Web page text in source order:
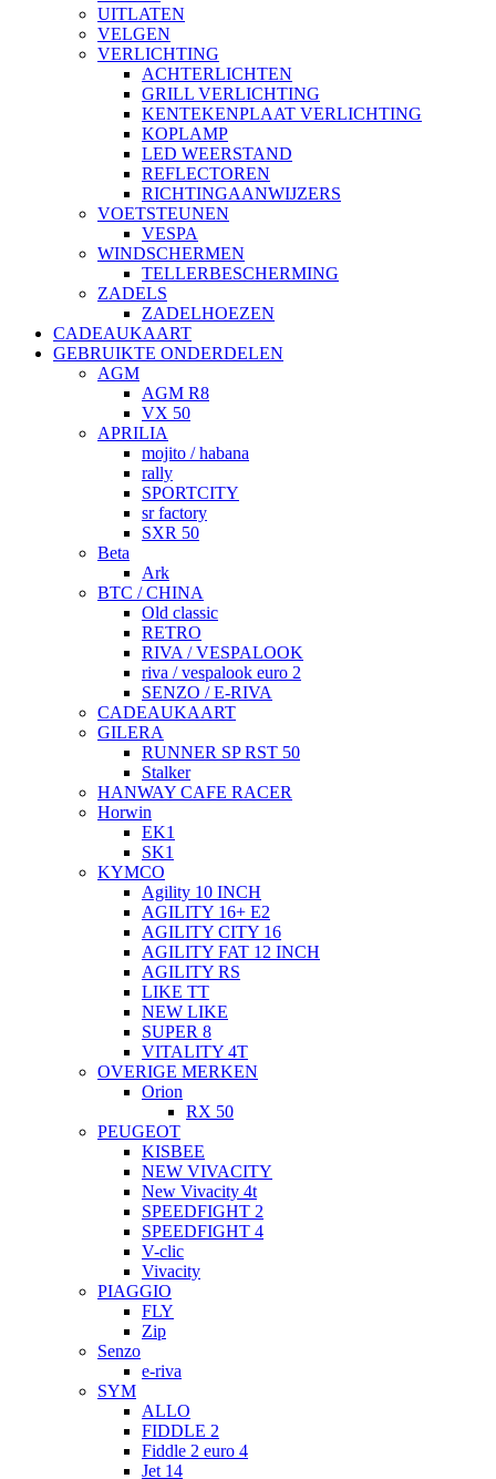
UITLATEN
VELGEN
VERLICHTING
ACHTERLICHTEN
GRILL VERLICHTING
KENTEKENPLAAT VERLICHTING
KOPLAMP
LED WEERSTAND
REFLECTOREN
RICHTINGAANWIJZERS
VOETSTEUNEN
VESPA
WINDSCHERMEN
TELLERBESCHERMING
ZADELS
ZADELHOEZEN
CADEAUKAART
GEBRUIKTE ONDERDELEN
AGM
AGM R8
VX 50
APRILIA
mojito / habana
rally
SPORTCITY
sr factory
SXR 50
Beta
Ark
BTC / CHINA
Old classic
RETRO
RIVA / VESPALOOK
riva / vespalook euro 2
SENZO / E-RIVA
CADEAUKAART
GILERA
RUNNER SP RST 50
Stalker
HANWAY CAFE RACER
Horwin
EK1
SK1
KYMCO
Agility 10 INCH
AGILITY 16+ E2
AGILITY CITY 16
AGILITY FAT 12 INCH
AGILITY RS
LIKE TT
NEW LIKE
SUPER 8
VITALITY 4T
OVERIGE MERKEN
Orion
RX 50
PEUGEOT
KISBEE
NEW VIVACITY
New Vivacity 4t
SPEEDFIGHT 2
SPEEDFIGHT 4
V-clic
Vivacity
PIAGGIO
FLY
Zip
Senzo
e-riva
SYM
ALLO
FIDDLE 2
Fiddle 2 euro 4
Jet 14